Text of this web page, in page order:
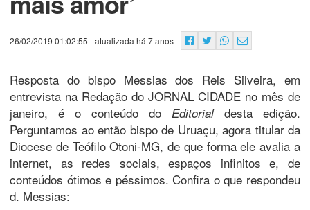
26/02/2019 01:02:55 - atualizada há 7 anos
Resposta do bispo Messias dos Reis Silveira, em
entrevista na Redação do JORNAL CIDADE no mês de
janeiro, é o conteúdo do Editorialdesta edição.
Perguntamos ao então bispo de Uruaçu, agora titular da
Diocese de Teófilo Otoni-MG, de que forma ele avalia a
internet, as redes sociais, espaços infinitos e, de
conteúdos ótimos e péssimos. Confira o que respondeu
d. Messias: